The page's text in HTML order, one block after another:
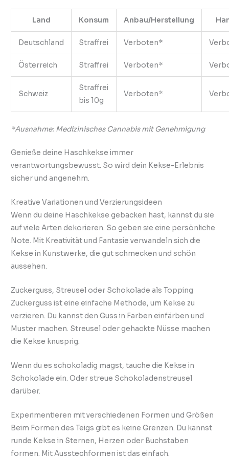
Land Konsum Anbau/Herstellung
Deutschland Straffrei Verboten*
Österreich Straffrei Verboten*
Schweiz
Straffrei
bis 10g
Verboten*
*Ausnahme: Medizinisches Cannabis mit Genehmigung
Genieße deine Haschkekse immer
verantwortungsbewusst. So wird dein Kekse-Erlebnis
sicher und angenehm.
Kreative Variationen und Verzierungsideen
Wenn du deine Haschkekse gebacken hast, kannst du sie
auf viele Arten dekorieren. So geben sie eine persönliche
Note. Mit Kreativität und Fantasie verwandeln sich die
Kekse in Kunstwerke, die gut schmecken und schön
aussehen.
Zuckerguss, Streusel oder Schokolade als Topping
Zuckerguss ist eine einfache Methode, um Kekse zu
verzieren. Du kannst den Guss in Farben einfärben und
Muster machen. Streusel oder gehackte Nüsse machen
die Kekse knusprig.
Wenn du es schokoladig magst, tauche die Kekse in
Schokolade ein. Oder streue Schokoladenstreusel
darüber.
Experimentieren mit verschiedenen Formen und Größen
Beim Formen des Teigs gibt es keine Grenzen. Du kannst
runde Kekse in Sternen, Herzen oder Buchstaben
formen. Mit Ausstechformen ist das einfach.